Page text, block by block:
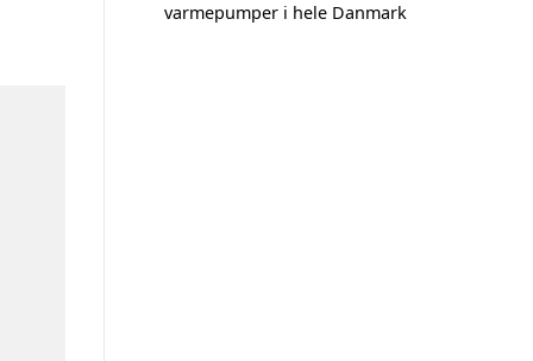
varmepumper i hele Danmark